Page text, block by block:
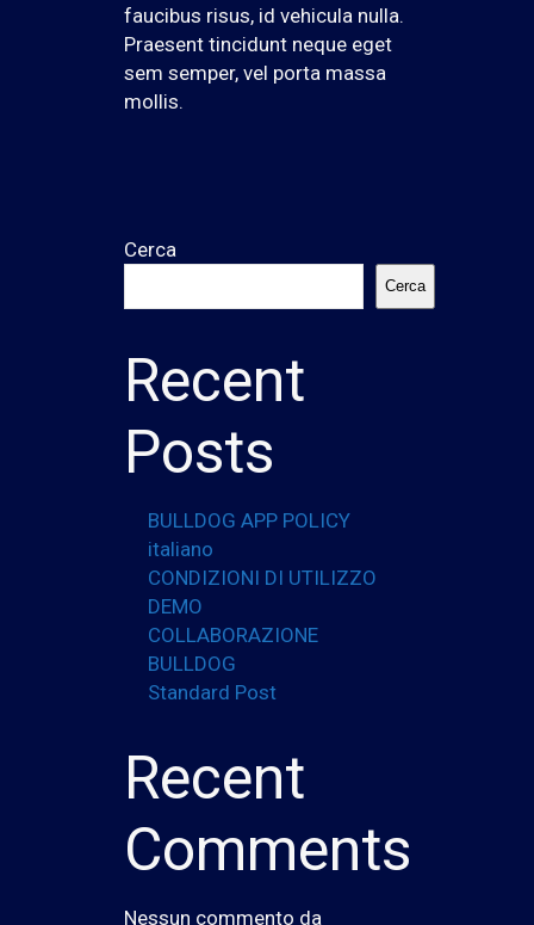
faucibus risus, id vehicula nulla.
Praesent tincidunt neque eget
sem semper, vel porta massa
mollis.
Cerca
Cerca
Recent
Posts
BULLDOG APP POLICY
italiano
CONDIZIONI DI UTILIZZO
DEMO
COLLABORAZIONE
BULLDOG
Standard Post
Recent
Comments
Nessun commento da